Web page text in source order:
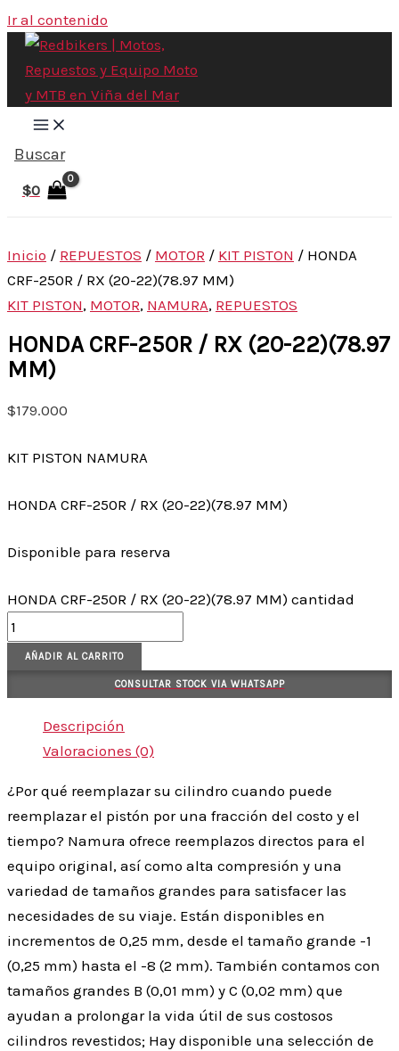
Ir al contenido
Buscar
$0
Inicio / REPUESTOS / MOTOR / KIT PISTON / HONDA
CRF-250R / RX (20-22)(78.97 MM)
KIT PISTON, MOTOR, NAMURA, REPUESTOS
HONDA CRF-250R / RX (20-22)(78.97
MM)
$179.000
KIT PISTON NAMURA
HONDA CRF-250R / RX (20-22)(78.97 MM)
Disponible para reserva
HONDA CRF-250R / RX (20-22)(78.97 MM) cantidad
AÑADIR AL CARRITO
CONSULTAR STOCK VIA WHATSAPP
Descripción
Valoraciones (0)
¿Por qué reemplazar su cilindro cuando puede
reemplazar el pistón por una fracción del costo y el
tiempo? Namura ofrece reemplazos directos para el
equipo original, así como alta compresión y una
variedad de tamaños grandes para satisfacer las
necesidades de su viaje. Están disponibles en
incrementos de 0,25 mm, desde el tamaño grande -1
(0,25 mm) hasta el -8 (2 mm). También contamos con
tamaños grandes B (0,01 mm) y C (0,02 mm) que
ayudan a prolongar la vida útil de sus costosos
cilindros revestidos; Hay disponible una selección de